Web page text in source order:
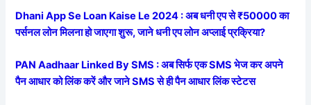
Dhani App Se Loan Kaise Le 2024 : अब धनी एप से ₹50000 का
पर्सनल लोन मिलना हो जाएगा शुरू, जाने धनी एप लोन अप्लाई प्रक्रिया?
PAN Aadhaar Linked By SMS : अब सिर्फ एक SMS भेज कर अपने
पैन आधार को लिंक करें और जाने SMS से ही पैन आधार लिंक स्टेटस